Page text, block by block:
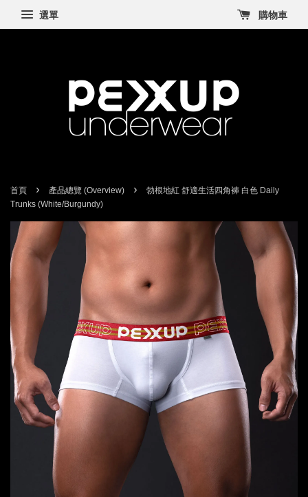
選單 購物車
首頁 › 產品總覽 (Overview) ›
勃根地紅 舒適生活四角褲 白色 Daily
Trunks (White/Burgundy)